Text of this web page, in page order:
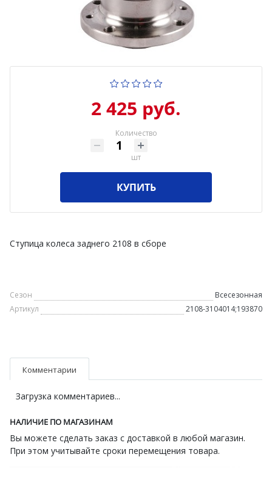
2 425 руб.
Количество
шт
КУПИТЬ
Ступица колеса заднего 2108 в сборе
Сезон
Всесезонная
Артикул
2108-3104014;193870
Комментарии
Загрузка комментариев...
НАЛИЧИЕ ПО МАГАЗИНАМ
Вы можете сделать заказ с доставкой в любой магазин.
При этом учитывайте сроки перемещения товара.